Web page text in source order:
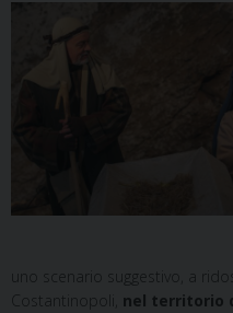
uno scenario suggestivo, a
Costantinopoli, nel territorio